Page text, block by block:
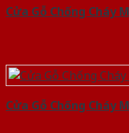
Cửa Gỗ Chống Cháy
Cửa Gỗ Chống Cháy